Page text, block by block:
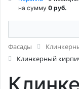
на сумму 0 руб.
Фасады
Клинкерный